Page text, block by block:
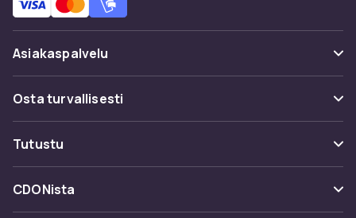
Haluatko parantaa mittauksiasi ja
tutkimuksiasi? Osta nyt ja tutustu laajaan
anturi- ja etsintälaitevalikoimaamme. CDONilta
löydät aina parhaat mahdolliset, ja pyrimme
kätevän ostokokemuksen. Katso kaikki
tuotteet ja löydä tarpeisiisi sopiva.
Asiakaspalvelu
Usein kysyttyä (UKK)
Seuraa pakettia
Ota yhteyttä
Osta turvallisesti
Maksuvaihtoehdot
Toimitus
Tutustu
Kategoriat
CDONista